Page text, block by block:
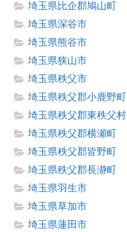
埼玉県比企郡鳩山町
埼玉県深谷市
埼玉県熊谷市
埼玉県狭山市
埼玉県秩父市
埼玉県秩父郡小鹿野町
埼玉県秩父郡東秩父村
埼玉県秩父郡横瀬町
埼玉県秩父郡皆野町
埼玉県秩父郡長瀞町
埼玉県羽生市
埼玉県草加市
埼玉県蓮田市